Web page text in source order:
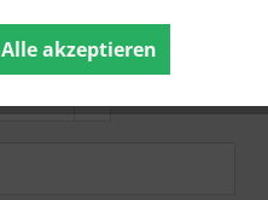
Alle akzeptieren